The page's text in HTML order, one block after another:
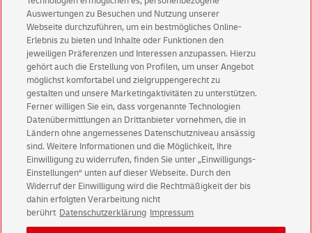
Immer informiert über exklusive Angebote und
Aktionen - jetzt mit Vorteil
Privatkundensichern sich einen5 € Gutschein
für POSTSCAN!
Geschäftskundenerhalten einen5 € Gutschein
für Briefmarke individuell!
Zur Newsletter-Anmeldung
© Sat Aug 08 14:34:18 CEST 2026 Deutsche Post AG
Impressum
Datenschutz
Auswertungen zu Besuchen und Nutzung unserer
Webseite durchzuführen, um ein bestmögliches Online-
Erlebnis zu bieten und Inhalte oder Funktionen den
jeweiligen Präferenzen und Interessen anzupassen. Hierzu
gehört auch die Erstellung von Profilen, um unser Angebot
möglichst komfortabel und zielgruppengerecht zu
gestalten und unsere Marketingaktivitäten zu unterstützen.
Ferner willigen Sie ein, dass vorgenannte Technologien
Datenübermittlungen an Drittanbieter vornehmen, die in
Ländern ohne angemessenes Datenschutzniveau ansässig
sind. Weitere Informationen und die Möglichkeit, Ihre
Einwilligung zu widerrufen, finden Sie unter „Einwilligungs-
Einstellungen“ unten auf dieser Webseite. Durch den
Widerruf der Einwilligung wird die Rechtmäßigkeit der bis
dahin erfolgten Verarbeitung nicht
berührt Datenschutzerklärung Impressum